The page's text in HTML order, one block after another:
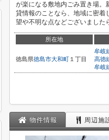
が楽になる敷地内ごみ置き場。
貸情報のことなら、地域に密着
望や不明な点などございました
所在地
徳島県徳島市大和町 １丁目
牟岐
高徳
牟岐
物件情報 周辺施